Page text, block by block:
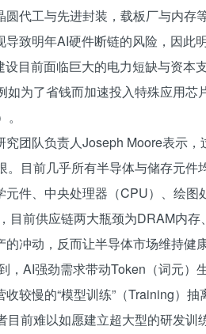
圆代工与先进封装，载板厂与内存
致明年AI硬件断链的风险，因此
目前面临巨大的电力短缺与资本
如为了省钱而加速投入特殊应用
究团队负责人Joseph Moore表示
。目前几乎所有半导体与储存元
元件、中央处理器（CPU）、绘图
目前供应链两大瓶颈为DRAM内
冲动，反而让半导体市场维持健
，AI强劲需求带动Token（词元
较慢的“模型训练”（Training）
目前难以如愿建立超大型的研发训